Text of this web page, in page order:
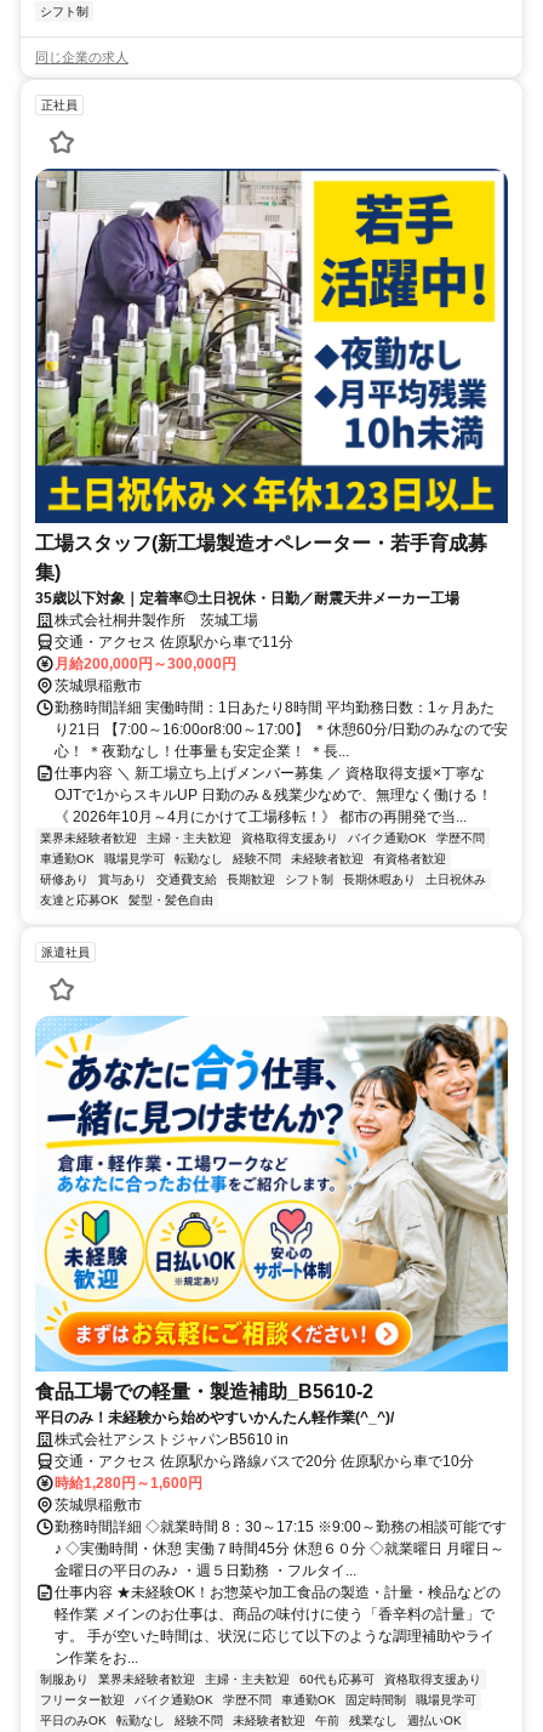
シフト制
同じ企業の求人
正社員
工場スタッフ(新工場製造オペレーター・若手育成募
集)
35歳以下対象｜定着率◎土日祝休・日勤／耐震天井メーカー工場
株式会社桐井製作所 茨城工場
交通・アクセス 佐原駅から車で11分
月給200,000円～300,000円
茨城県稲敷市
勤務時間詳細 実働時間：1日あたり8時間 平均勤務日数：1ヶ月あた
り21日 【7:00～16:00or8:00～17:00】 ＊休憩60分/日勤のみなので安
心！ ＊夜勤なし！仕事量も安定企業！ ＊長...
仕事内容 ＼ 新工場立ち上げメンバー募集 ／ 資格取得支援×丁寧な
OJTで1からスキルUP 日勤のみ＆残業少なめで、無理なく働ける！
《 2026年10月～4月にかけて工場移転！》 都市の再開発で当...
業界未経験者歓迎 主婦・主夫歓迎 資格取得支援あり バイク通勤OK
学歴不問
車通勤OK
職場見学可 転勤なし 経験不問 未経験者歓迎
有資格者歓迎
研修あり
賞与あり 交通費支給 長期歓迎 シフト制 長期休暇あり
土日祝休み
友達と応募OK
髪型・髪色自由
派遣社員
食品工場での軽量・製造補助_B5610-2
平日のみ！未経験から始めやすいかんたん軽作業(^_^)/
株式会社アシストジャパンB5610 in
交通・アクセス 佐原駅から路線バスで20分 佐原駅から車で10分
時給1,280円～1,600円
茨城県稲敷市
勤務時間詳細 ◇就業時間 8：30～17:15 ※9:00～勤務の相談可能です
♪ ◇実働時間・休憩 実働７時間45分 休憩６０分 ◇就業曜日 月曜日～
金曜日の平日のみ♪ ・週５日勤務 ・フルタイ...
仕事内容 ★未経験OK！お惣菜や加工食品の製造・計量・検品などの
軽作業 メインのお仕事は、商品の味付けに使う「香辛料の計量」で
す。 手が空いた時間は、状況に応じて以下のような調理補助やライ
ン作業をお...
制服あり 業界未経験者歓迎 主婦・主夫歓迎 60代も応募可
資格取得支援あり
フリーター歓迎
バイク通勤OK 学歴不問 車通勤OK 固定時間制
職場見学可
平日のみOK
転勤なし 経験不問 未経験者歓迎 午前 残業なし
週払いOK